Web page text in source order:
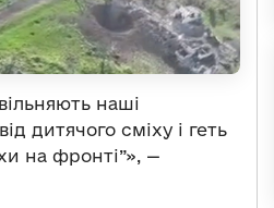
наші
дитячого сміху і геть
на фронті”», —